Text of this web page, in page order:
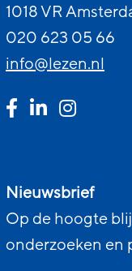
1018 VR
020 623 05 66
info@lezen.nl
Nieuwsbrief
Op de hoogte
onderzoeken en